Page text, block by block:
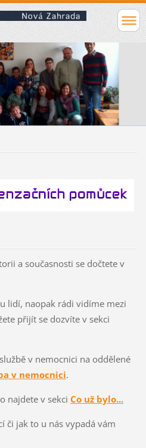
a současnosti se dočtete v
lidí, naopak rádi vidíme mezi
přijít se dozvíte v sekci
v nemocnici na oddělené
v nemocnici.
najdete v sekci Co už bylo...
či jak to u nás vypadá vám